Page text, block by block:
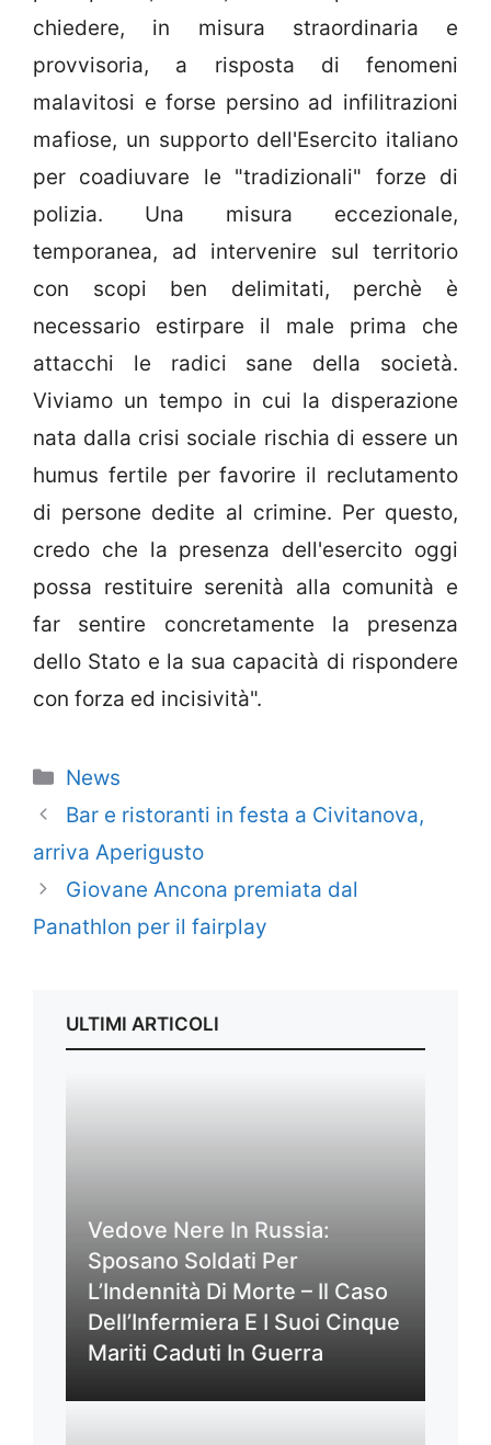
chiedere, in misura straordinaria e
provvisoria, a risposta di fenomeni
malavitosi e forse persino ad infilitrazioni
mafiose, un supporto dell'Esercito italiano
per coadiuvare le "tradizionali" forze di
polizia. Una misura eccezionale,
temporanea, ad intervenire sul territorio
con scopi ben delimitati, perchè è
necessario estirpare il male prima che
attacchi le radici sane della società.
Viviamo un tempo in cui la disperazione
nata dalla crisi sociale rischia di essere un
humus fertile per favorire il reclutamento
di persone dedite al crimine. Per questo,
credo che la presenza dell'esercito oggi
possa restituire serenità alla comunità e
far sentire concretamente la presenza
dello Stato e la sua capacità di rispondere
con forza ed incisività".
Categorie
News
Bar e ristoranti in festa a Civitanova,
arriva Aperigusto
Giovane Ancona premiata dal
Panathlon per il fairplay
ULTIMI ARTICOLI
Vedove Nere In Russia:
Sposano Soldati Per
L’Indennità Di Morte – Il Caso
Dell’Infermiera E I Suoi Cinque
Mariti Caduti In Guerra